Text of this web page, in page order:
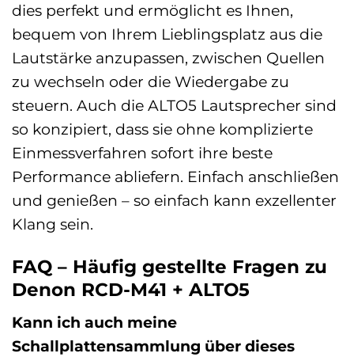
dies perfekt und ermöglicht es Ihnen,
bequem von Ihrem Lieblingsplatz aus die
Lautstärke anzupassen, zwischen Quellen
zu wechseln oder die Wiedergabe zu
steuern. Auch die ALTO5 Lautsprecher sind
so konzipiert, dass sie ohne komplizierte
Einmessverfahren sofort ihre beste
Performance abliefern. Einfach anschließen
und genießen – so einfach kann exzellenter
Klang sein.
FAQ – Häufig gestellte Fragen zu
Denon RCD-M41 + ALTO5
Kann ich auch meine
Schallplattensammlung über dieses